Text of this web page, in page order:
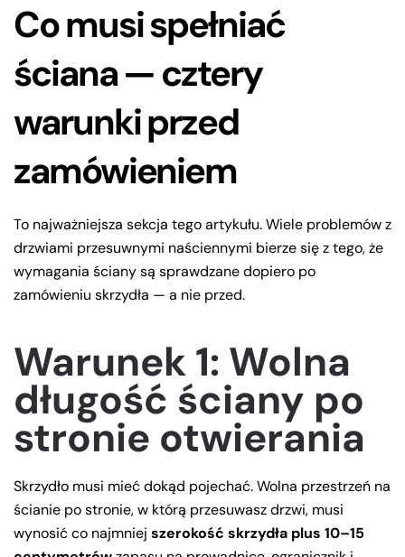
Co musi spełniać
ściana — cztery
warunki przed
zamówieniem
To najważniejsza sekcja tego artykułu. Wiele problemów z
drzwiami przesuwnymi naściennymi bierze się z tego, że
wymagania ściany są sprawdzane dopiero po
zamówieniu skrzydła — a nie przed.
Warunek 1: Wolna
długość ściany po
stronie otwierania
Skrzydło musi mieć dokąd pojechać. Wolna przestrzeń na
ścianie po stronie, w którą przesuwasz drzwi, musi
wynosić co najmniej szerokość skrzydła plus 10–15